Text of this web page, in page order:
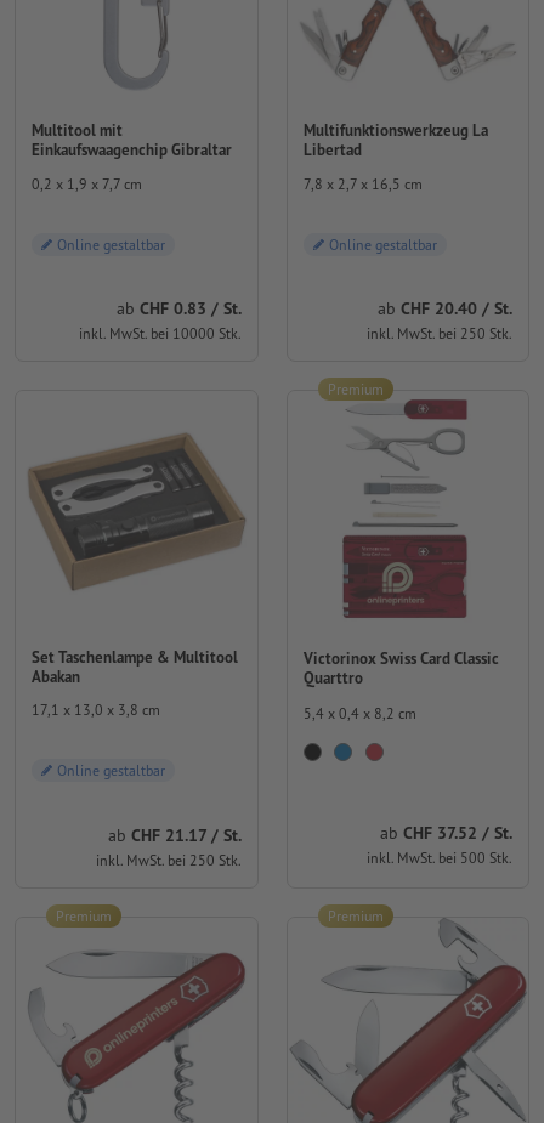
Multitool mit
Einkaufswaagenchip Gibraltar
0,2 x 1,9 x 7,7 cm
Online gestaltbar
ab CHF 0.83 / St.
inkl. MwSt. bei 10000 Stk.
Multifunktionswerkzeug La
Libertad
7,8 x 2,7 x 16,5 cm
Online gestaltbar
ab CHF 20.40 / St.
inkl. MwSt. bei 250 Stk.
Set Taschenlampe & Multitool
Abakan
17,1 x 13,0 x 3,8 cm
Online gestaltbar
ab CHF 21.17 / St.
inkl. MwSt. bei 250 Stk.
Victorinox Swiss Card Classic
Quarttro
5,4 x 0,4 x 8,2 cm
ab CHF 37.52 / St.
inkl. MwSt. bei 500 Stk.
Premium
Premium Premium